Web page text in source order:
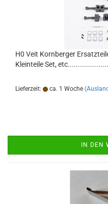
H0 Veit Kornberger
Kleinteile Set,
Lieferzeit: ca. 1 Woche
IN DEN